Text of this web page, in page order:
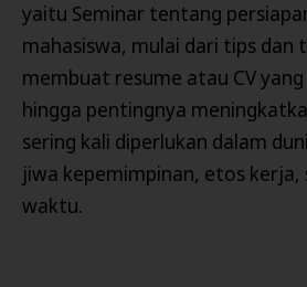
yaitu Seminar tentang
mahasiswa, mulai dari tips dan
membuat resume atau CV
hingga pentingnya
sering kali diperlukan dalam
jiwa kepemimpinan, etos
waktu.